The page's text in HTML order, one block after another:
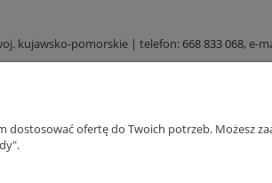
kujawsko-pomorskie | telefon: 668 833 068, e-
ofertę do Twoich potrzeb. Możesz